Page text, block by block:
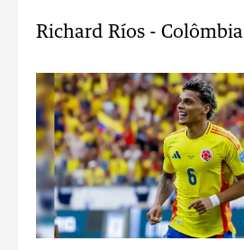
Richard Ríos - Colômbia